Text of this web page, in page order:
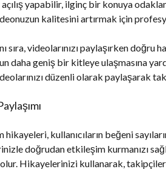
yapabilir, ilginç bir konuya
kalitesini artırmak için
sıra, videolarınızı paylaşırken doğru
daha geniş bir kitleye ulaşmasına
düzenli olarak paylaşarak
hikayeleri, kullanıcıların beğeni
doğrudan etkileşim kurmanızı
olur. Hikayelerinizi kullanarak,